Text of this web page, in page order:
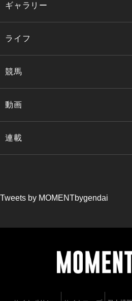
ギャラリー
ライフ
競馬
動画
連載
Tweets by MOMENTbygendai